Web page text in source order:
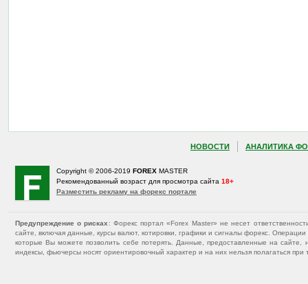
НОВОСТИ АНАЛИТИКА
Copyright © 2006-2019 FOREX MASTER
Рекомендованный возраст для просмотра сайта 18+
Разместить рекламу на форекс портале
Предупреждение о рисках : Форекс портал «Forex Master» не несет
сайте, включая данные, курсы валют, котировки, графики и сигналы форекс.
которые Вы можете позволить себе потерять. Данные, предоставленные на
индексы, фьючерсы носят ориентировочный характер и на них нельзя полагаться при